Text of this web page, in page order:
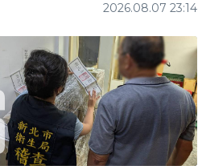
2026.08.07 23:14